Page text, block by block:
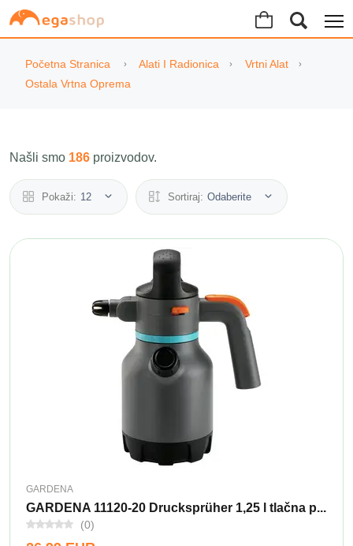
Početna Stranica Alati I Radionica
Vrtni Alat
Ostala Vrtna Oprema
Našli smo 186 proizvodov.
Pokaži: 12 Sortiraj: Odaberite
GARDENA
GARDENA 11120-20 Drucksprüher 1,25 l tlačna p...
(0)